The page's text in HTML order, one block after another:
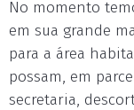
No momento
em sua grande
para a área
possam, em
secretaria,